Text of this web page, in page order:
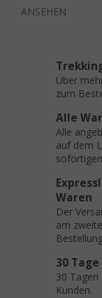
ANSEHEN
Über
zum
Alle
Alle
auf dem
Waren
Der
am
30
30
Kunden.